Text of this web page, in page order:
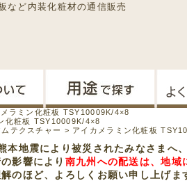
など内装化粧材の通信販売
ラミン化粧板 TSY10009K/4×8
化粧板 TSY10009K/4×8
テクスチャー > アイカメラミン化粧板
本地震により被災されたみなさまへ
影響により 南九州への配送は、地域
のほど、よろしくお願い申し上げま